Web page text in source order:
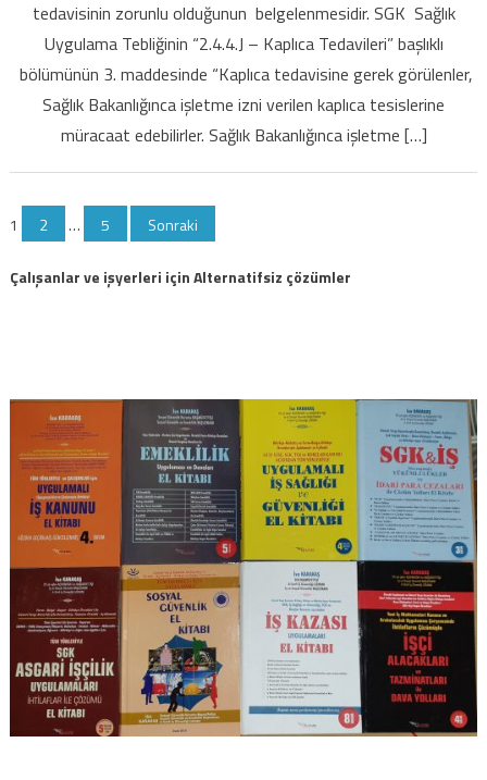
yol,
gündelik
parası
da
al
tedavisinin zorunlu olduğunun belgelenmesidir. SGK Sağlık
Uygulama Tebliğinin “2.4.4.J – Kaplıca Tedavileri” başlıklı
bölümünün 3. maddesinde “Kaplıca tedavisine gerek görülenler,
Sağlık Bakanlığınca işletme izni verilen kaplıca tesislerine
müracaat edebilirler. Sağlık Bakanlığınca işletme […]
Yazı
sayfalaması
1 2 … 5 Sonraki
Çalışanlar ve işyerleri için Alternatifsiz çözümler